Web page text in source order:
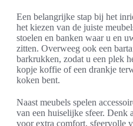
Een belangrijke stap bij het
het kiezen van de juiste
stoelen en banken waar u en
zitten. Overweeg ook een
barkrukken, zodat u een plek
kopje koffie of een drankje
koken bent.
Naast meubels spelen
van een huiselijke sfeer. Denk
voor extra comfort, sfeervolle